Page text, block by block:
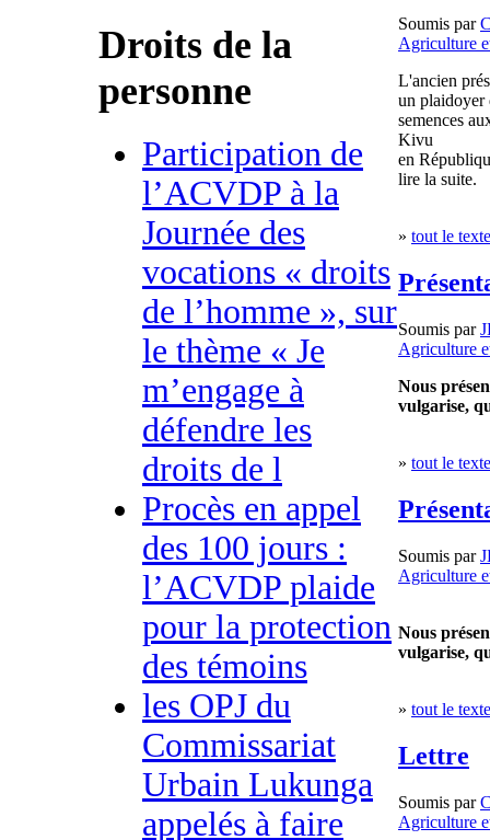
Droits de la
personne
Participation de
l’ACVDP à la
Journée des
vocations « droits
de l’homme », sur
le thème « Je
m’engage à
défendre les
droits de l
Procès en appel
des 100 jours :
l’ACVDP plaide
pour la protection
des témoins
les OPJ du
Commissariat
Urbain Lukunga
appelés à faire
Soumis par
Agriculture
L'ancien
un plaidoyer
semences
Kivu
en
lire la suite.
» tout le texte
Soumis par
Agriculture
Nous
vulgarise,
» tout le texte
Soumis par
Agriculture
Nous
vulgarise,
» tout le texte
Lettre
Soumis par
Agriculture